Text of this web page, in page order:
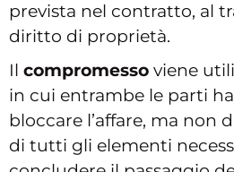
prevista nel contratto, al
diritto di proprietà.
Il compromesso viene
in cui entrambe le parti
bloccare l’affare, ma non
di tutti gli elementi